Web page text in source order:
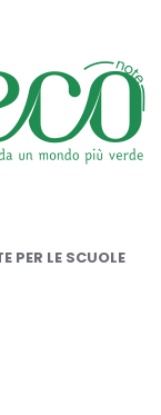
PER LE SCUOLE